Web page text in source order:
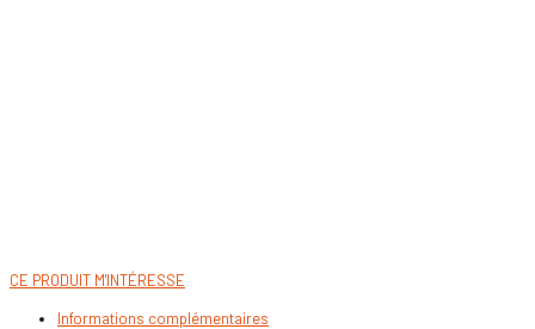
CE PRODUIT M'INTÉRESSE
Informations complémentaires